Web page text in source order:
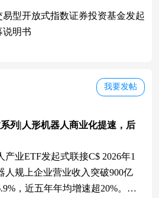
型开放式指数证券投资基金发起
说明书
我要发帖
列|人形机器人商业化提速，后
产业ETF发起式联接C$ 2026年1
人规上企业营业收入突破900亿
，近五年年均增速超20%。与